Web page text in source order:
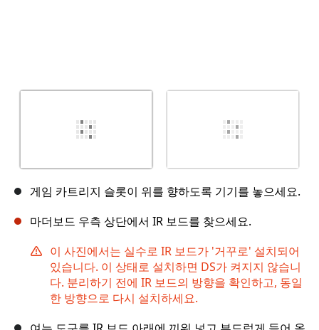
게임 카트리지 슬롯이 위를 향하도록 기기를 놓으세요.
마더보드 우측 상단에서 IR 보드를 찾으세요.
이 사진에서는 실수로 IR 보드가 '거꾸로' 설치되어
있습니다. 이 상태로 설치하면 DS가 켜지지 않습니
다. 분리하기 전에 IR 보드의 방향을 확인하고, 동일
한 방향으로 다시 설치하세요.